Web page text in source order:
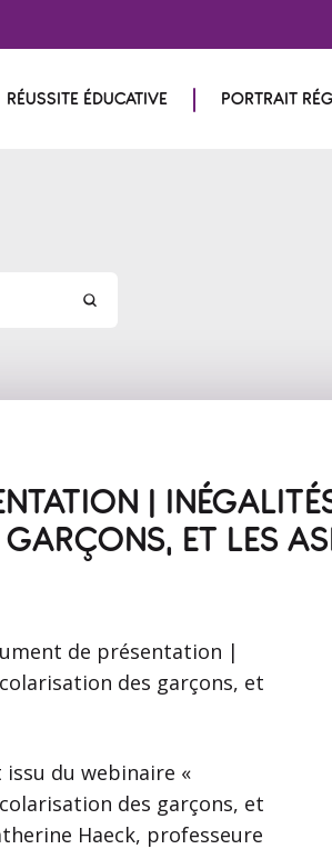
RÉUSSITE ÉDUCATIVE PORTRAIT
|
ET LES
de présentation |
des garçons, et
du webinaire «
des garçons, et
Haeck, professeure